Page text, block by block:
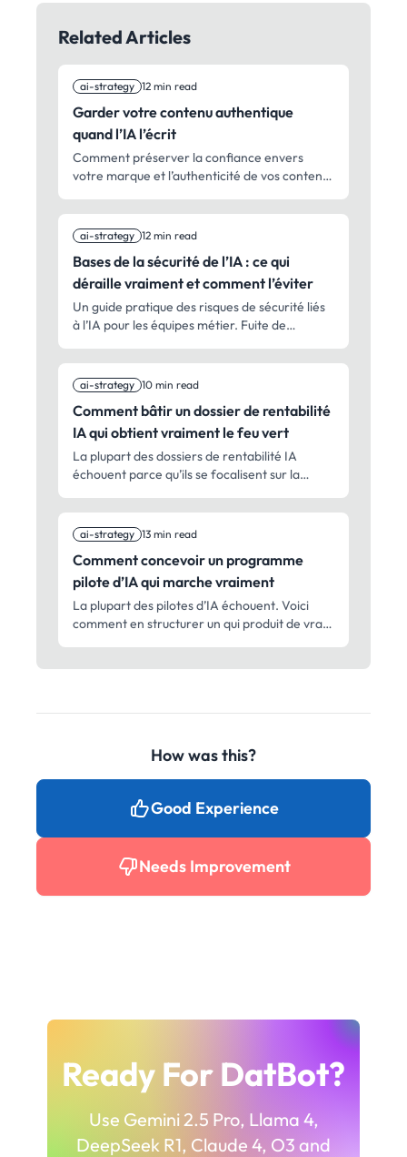
Related Articles
ai-strategy 12 min read
Garder votre contenu authentique
quand l’IA l’écrit
Comment préserver la confiance envers
votre marque et l’authenticité de vos contenus
Stratégies concrètes de supervision humaine,
de préservation de la voix et de contrôle
qualité.
ai-strategy 12 min read
Bases de la sécurité de l’IA : ce qui
déraille vraiment et comment l’éviter
Un guide pratique des risques de sécurité liés
à l’IA pour les équipes métier. Fuite de
fournisseurs, et vraies différences entre
sécurité personnelle et sécurité en entreprise.
ai-strategy 10 min read
Comment bâtir un dossier de rentabilité
IA qui obtient vraiment le feu vert
La plupart des dossiers de rentabilité IA
échouent parce qu’ils se focalisent sur la
ce que les décideurs doivent vraiment voir, et
comment chiffrer les bénéfices sans gonfler
les attentes.
ai-strategy 13 min read
Comment concevoir un programme
pilote d’IA qui marche vraiment
La plupart des pilotes d’IA échouent. Voici
comment en structurer un qui produit de vrais
How was this?
Good Experience
Needs Improvement
Ready For DatBot?
Use Gemini 2.5 Pro, Llama 4,
DeepSeek R1, Claude 4, O3 and